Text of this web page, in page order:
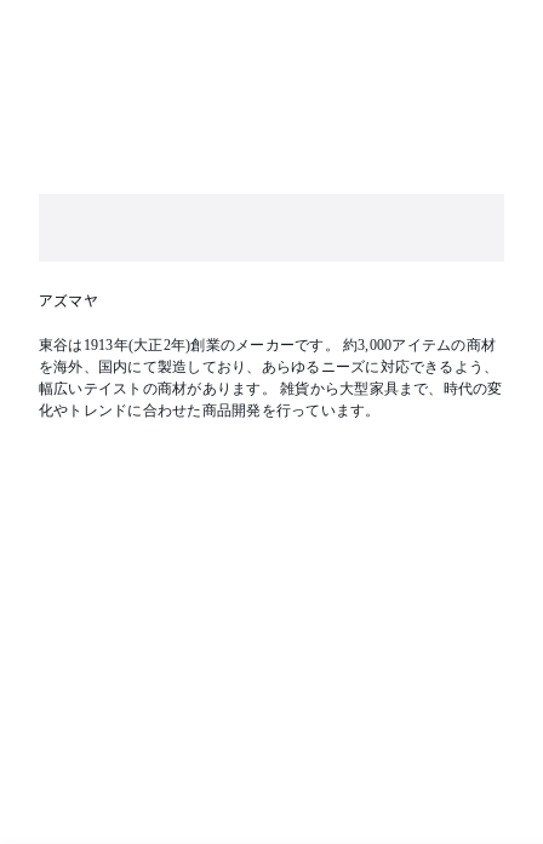
アズマヤ
東谷は1913年(大正2年)創業のメーカーです。 約3,000アイテムの商材
を海外、国内にて製造しており、あらゆるニーズに対応できるよう、
幅広いテイストの商材があります。 雑貨から大型家具まで、時代の変
化やトレンドに合わせた商品開発を行っています。